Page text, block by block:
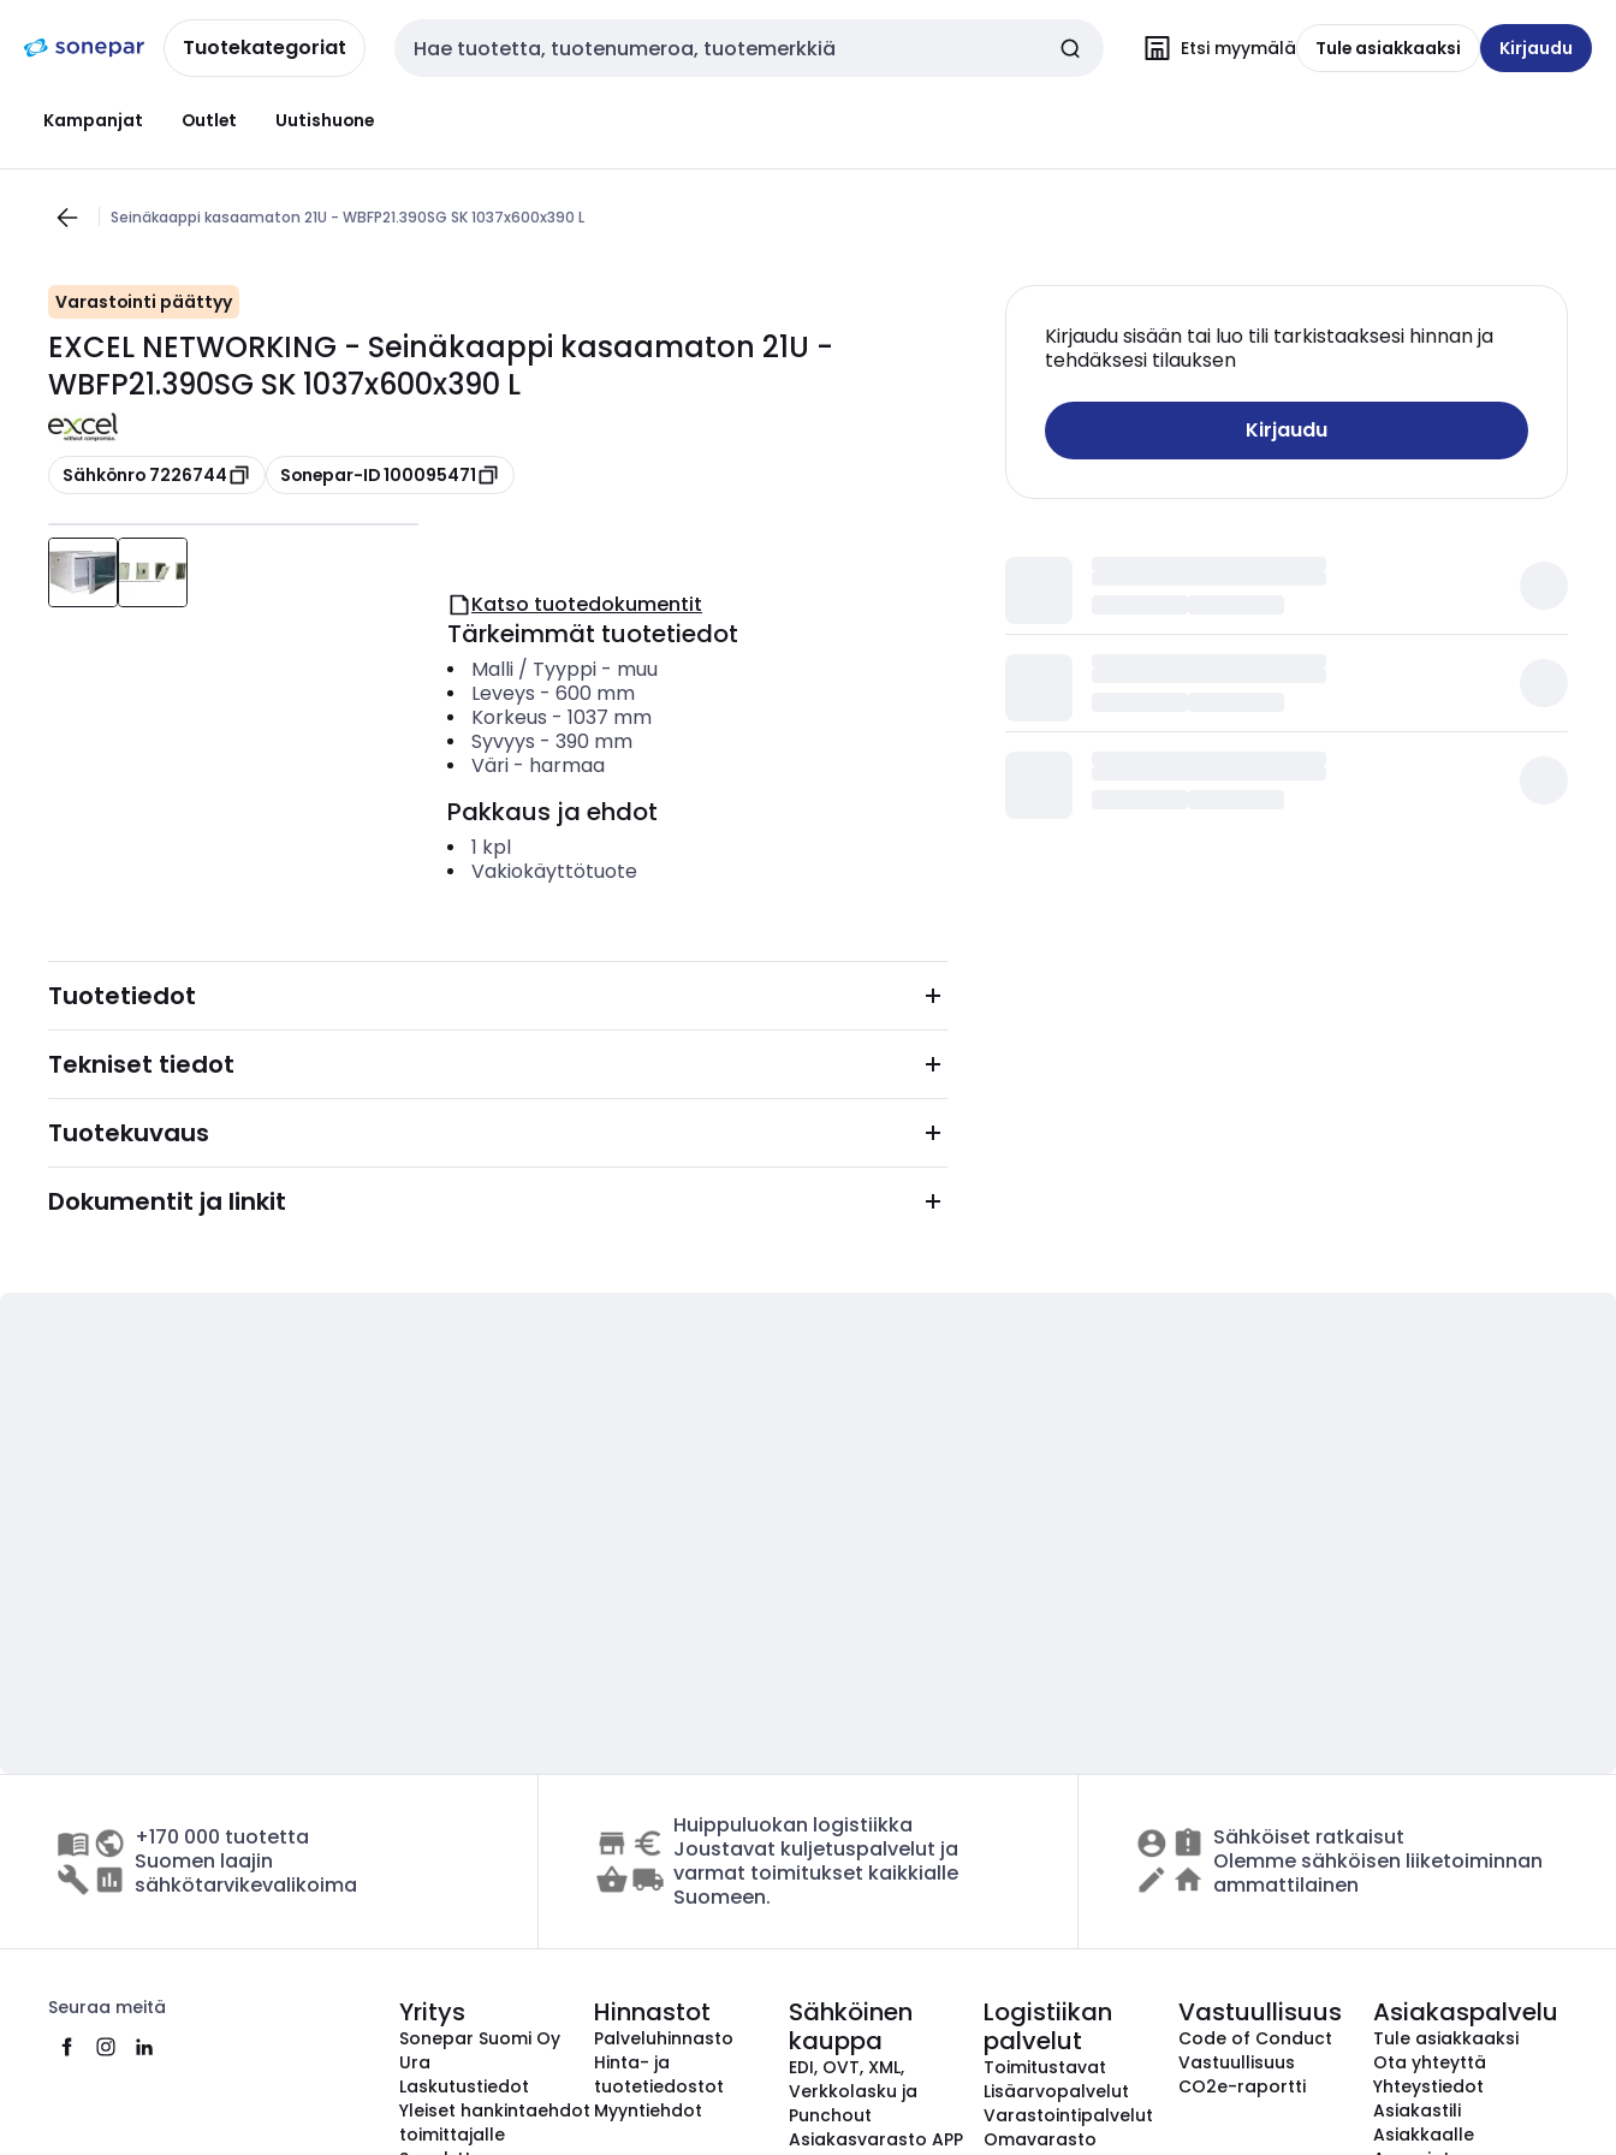
navigointiinsisältöönTuotekategoriat Haku Etsi myymälä Tule asiakkaaksi Kirjaudu
Kampanjat Outlet Uutishuone
Seinäkaappi kasaamaton 21U - WBFP21.390SG SK 1037x600x390 L
Varastointi päättyy
EXCEL NETWORKING - Seinäkaappi kasaamaton 21U -
WBFP21.390SG SK 1037x600x390 L
Kopioi
Sähkönro 7226744 Kopioi
Sonepar-ID 100095471
Kirjaudu sisään tai luo tili tarkistaaksesi hinnan ja
tehdäksesi tilauksen
Kirjaudu
Katso tuotedokumentit
Tärkeimmät tuotetiedot
Malli / Tyyppi- muu
Leveys - 600 mm
Korkeus - 1037 mm
Syvyys - 390 mm
Väri- harmaa
Pakkaus ja ehdot
1 kpl
Vakiokäyttötuote
Tuotetiedot
Tekniset tiedot
Tuotekuvaus
Dokumentit ja linkit
+170 000 tuotetta
Suomen laajin
sähkötarvikevalikoima
Huippuluokan logistiikka
Joustavat kuljetuspalvelut ja
varmat toimitukset kaikkialle
Suomeen.
Sähköiset ratkaisut
Olemme sähköisen liiketoiminnan
ammattilainen
Seuraa meitä Yritys
Sonepar Suomi Oy
Ura
Laskutustiedot
Yleiset hankintaehdot
toimittajalle
Hinnastot
Palveluhinnasto
Hinta- ja
tuotetiedostot
Myyntiehdot
Sähköinen
kauppa
EDI, OVT, XML,
Verkkolasku ja
Punchout
Asiakasvarasto APP
Logistiikan
palvelut
Toimitustavat
Lisäarvopalvelut
Varastointipalvelut
Omavarasto
Vastuullisuus
Code of Conduct
Vastuullisuus
CO2e-raportti
Asiakaspalvelu
Tule asiakkaaksi
Ota yhteyttä
Yhteystiedot
Asiakastili
Asiakkaalle